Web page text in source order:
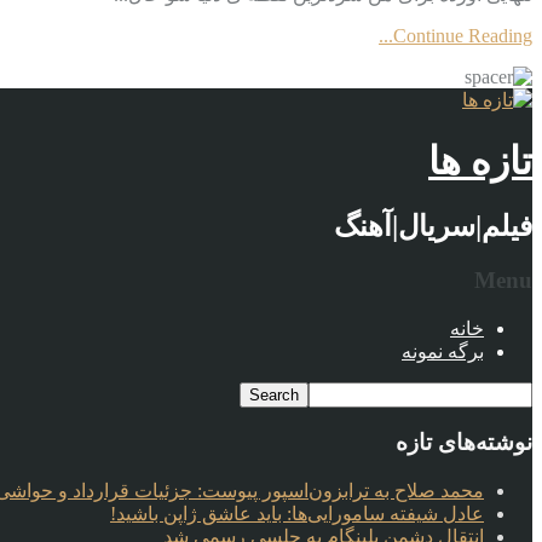
Continue Reading...
تازه ها
فیلم|سریال|آهنگ
Menu
خانه
برگه نمونه
نوشته‌های تازه
محمد صلاح به ترابزون‌اسپور پیوست: جزئیات قرارداد و حواشی
عادل شیفته سامورایی‌ها: باید عاشق ژاپن باشید!
انتقال دشمن بلینگام به چلسی رسمی شد